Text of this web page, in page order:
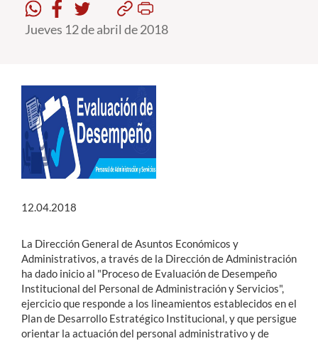
Académicos
English
Jueves 12 de abril de 2018
12.04.2018
La Dirección General de Asuntos Económicos y
Administrativos, a través de la Dirección de Administración
ha dado inicio al "Proceso de Evaluación de Desempeño
Institucional del Personal de Administración y Servicios",
ejercicio que responde a los lineamientos establecidos en el
Plan de Desarrollo Estratégico Institucional, y que persigue
orientar la actuación del personal administrativo y de